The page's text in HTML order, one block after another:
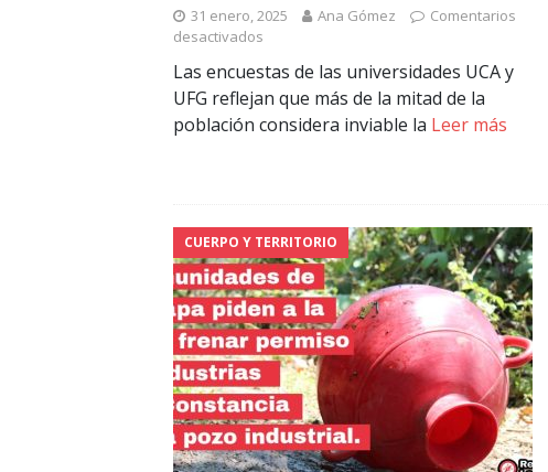
31 enero, 2025 Ana Gómez
Comentarios
desactivados
Las encuestas de las universidades UCA y
UFG reflejan que más de la mitad de la
población considera inviable la Leer más
CUERPO Y TERRITORIO